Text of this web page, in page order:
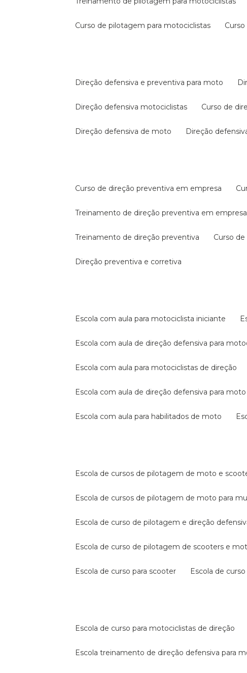
curso de pilotagem para motociclistas
direção defensiva e preventiva para moto
direção defensiva motociclistas curso de
direção defensiva de moto direção
curso de direção preventiva em empresa
treinamento de direção preventiva em empresa
treinamento de direção preventiva curso
direção preventiva e corretiva
escola com aula para motociclista iniciante
escola com aula de direção defensiva para
escola com aula para motociclistas de direção
escola com aula de direção defensiva para moto
escola com aula para habilitados de moto
escola de cursos de pilotagem de moto e
escola de cursos de pilotagem de moto para
escola de curso de pilotagem e direção
escola de curso de pilotagem de scooters e
escola de curso para scooter escola de
escola de curso para motociclistas de direção
escola treinamento de direção defensiva para